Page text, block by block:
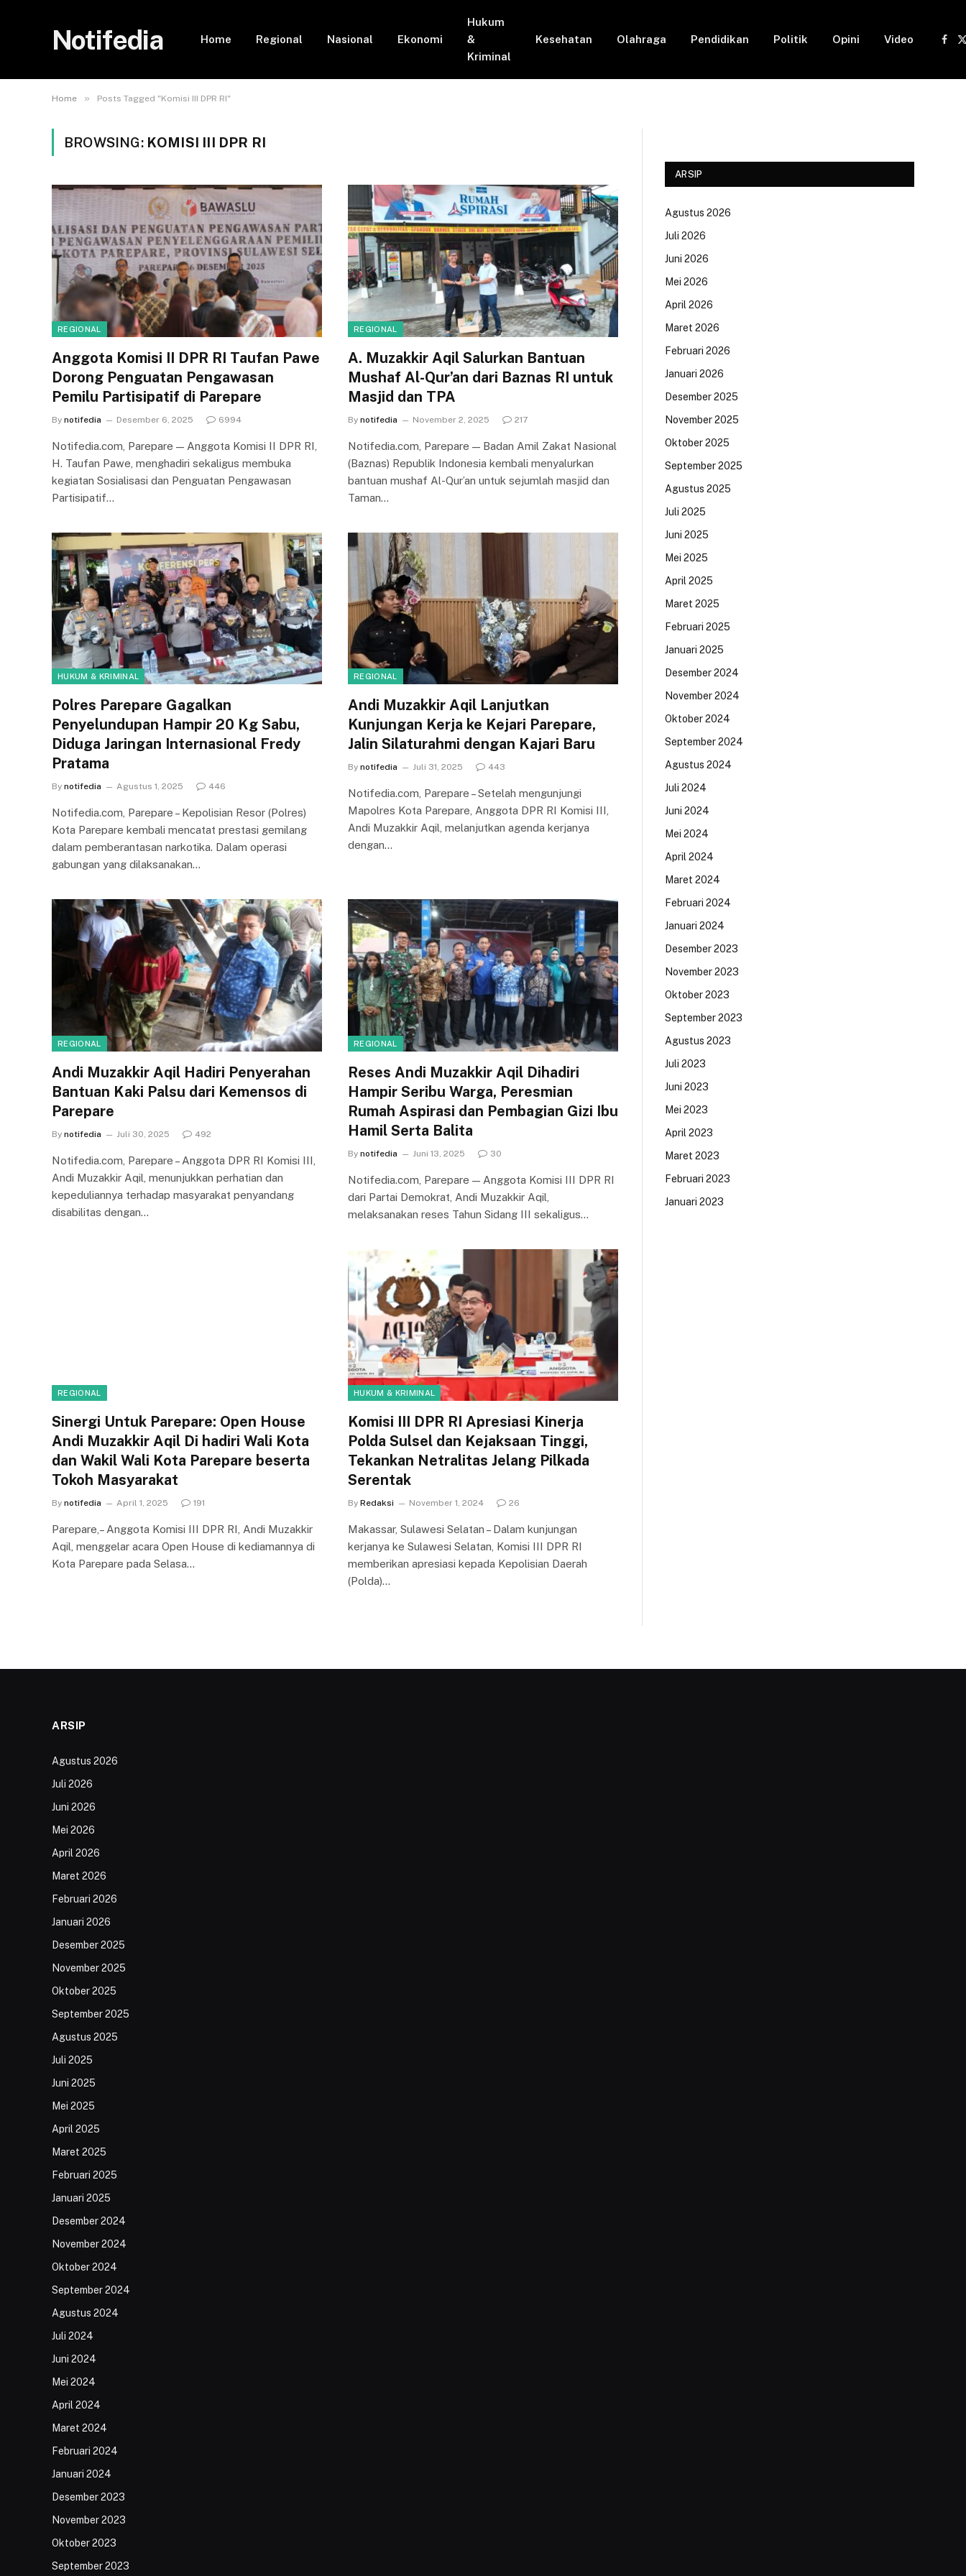
Notifedia Home Regional Nasional Ekonomi
Hukum
&
Kriminal
Kesehatan Olahraga Pendidikan Politik Opini Video
Home » Posts Tagged "Komisi III DPR RI"
BROWSING: KOMISI III DPR RI
REGIONAL
Anggota Komisi II DPR RI Taufan Pawe
Dorong Penguatan Pengawasan
Pemilu Partisipatif di Parepare
By notifedia Desember 6, 2025 6994
Notifedia.com, Parepare — Anggota Komisi II DPR RI,
H. Taufan Pawe, menghadiri sekaligus membuka
kegiatan Sosialisasi dan Penguatan Pengawasan
Partisipatif…
REGIONAL
A. Muzakkir Aqil Salurkan Bantuan
Mushaf Al-Qur’an dari Baznas RI untuk
Masjid dan TPA
By notifedia November 2, 2025 217
Notifedia.com, Parepare — Badan Amil Zakat Nasional
(Baznas) Republik Indonesia kembali menyalurkan
bantuan mushaf Al-Qur’an untuk sejumlah masjid dan
Taman…
HUKUM & KRIMINAL
Polres Parepare Gagalkan
Penyelundupan Hampir 20 Kg Sabu,
Diduga Jaringan Internasional Fredy
Pratama
By notifedia Agustus 1, 2025 446
Notifedia.com, Parepare – Kepolisian Resor (Polres)
Kota Parepare kembali mencatat prestasi gemilang
dalam pemberantasan narkotika. Dalam operasi
gabungan yang dilaksanakan…
REGIONAL
Andi Muzakkir Aqil Lanjutkan
Kunjungan Kerja ke Kejari Parepare,
Jalin Silaturahmi dengan Kajari Baru
By notifedia Juli 31, 2025 443
Notifedia.com, Parepare – Setelah mengunjungi
Mapolres Kota Parepare, Anggota DPR RI Komisi III,
Andi Muzakkir Aqil, melanjutkan agenda kerjanya
dengan…
REGIONAL
Andi Muzakkir Aqil Hadiri Penyerahan
Bantuan Kaki Palsu dari Kemensos di
Parepare
By notifedia Juli 30, 2025 492
Notifedia.com, Parepare – Anggota DPR RI Komisi III,
Andi Muzakkir Aqil, menunjukkan perhatian dan
kepeduliannya terhadap masyarakat penyandang
disabilitas dengan…
REGIONAL
Reses Andi Muzakkir Aqil Dihadiri
Hampir Seribu Warga, Peresmian
Rumah Aspirasi dan Pembagian Gizi Ibu
Hamil Serta Balita
By notifedia Juni 13, 2025 30
Notifedia.com, Parepare — Anggota Komisi III DPR RI
dari Partai Demokrat, Andi Muzakkir Aqil,
melaksanakan reses Tahun Sidang III sekaligus…
REGIONAL
Sinergi Untuk Parepare: Open House
Andi Muzakkir Aqil Di hadiri Wali Kota
dan Wakil Wali Kota Parepare beserta
Tokoh Masyarakat
By notifedia April 1, 2025 191
Parepare,– Anggota Komisi III DPR RI, Andi Muzakkir
Aqil, menggelar acara Open House di kediamannya di
Kota Parepare pada Selasa…
HUKUM & KRIMINAL
Komisi III DPR RI Apresiasi Kinerja
Polda Sulsel dan Kejaksaan Tinggi,
Tekankan Netralitas Jelang Pilkada
Serentak
By Redaksi November 1, 2024 26
Makassar, Sulawesi Selatan – Dalam kunjungan
kerjanya ke Sulawesi Selatan, Komisi III DPR RI
memberikan apresiasi kepada Kepolisian Daerah
(Polda)…
ARSIP
Agustus 2026
Juli 2026
Juni 2026
Mei 2026
April 2026
Maret 2026
Februari 2026
Januari 2026
Desember 2025
November 2025
Oktober 2025
September 2025
Agustus 2025
Juli 2025
Juni 2025
Mei 2025
April 2025
Maret 2025
Februari 2025
Januari 2025
Desember 2024
November 2024
Oktober 2024
September 2024
Agustus 2024
Juli 2024
Juni 2024
Mei 2024
April 2024
Maret 2024
Februari 2024
Januari 2024
Desember 2023
November 2023
Oktober 2023
September 2023
Agustus 2023
Juli 2023
Juni 2023
Mei 2023
April 2023
Maret 2023
Februari 2023
Januari 2023
ARSIP
Agustus 2026
Juli 2026
Juni 2026
Mei 2026
April 2026
Maret 2026
Februari 2026
Januari 2026
Desember 2025
November 2025
Oktober 2025
September 2025
Agustus 2025
Juli 2025
Juni 2025
Mei 2025
April 2025
Maret 2025
Februari 2025
Januari 2025
Desember 2024
November 2024
Oktober 2024
September 2024
Agustus 2024
Juli 2024
Juni 2024
Mei 2024
April 2024
Maret 2024
Februari 2024
Januari 2024
Desember 2023
November 2023
Oktober 2023
September 2023